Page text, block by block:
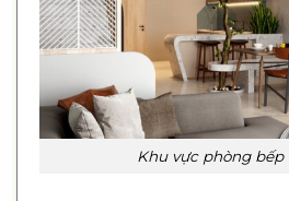
Khu vực phòng